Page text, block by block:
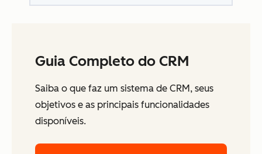
Guia Completo do CRM
Saiba o que faz um sistema de CRM, seus
objetivos e as principais funcionalidades
disponíveis.